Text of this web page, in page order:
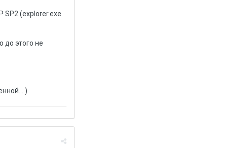
SP2 (explorer.exe
до этого не